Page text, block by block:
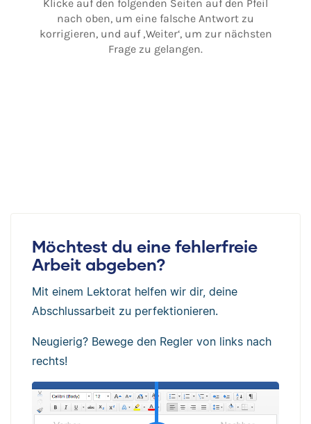
Möchtest du eine fehlerfreie
Arbeit abgeben?
Mit einem Lektorat helfen wir dir, deine
Abschlussarbeit zu perfektionieren.
Neugierig? Bewege den Regler von links nach
rechts!